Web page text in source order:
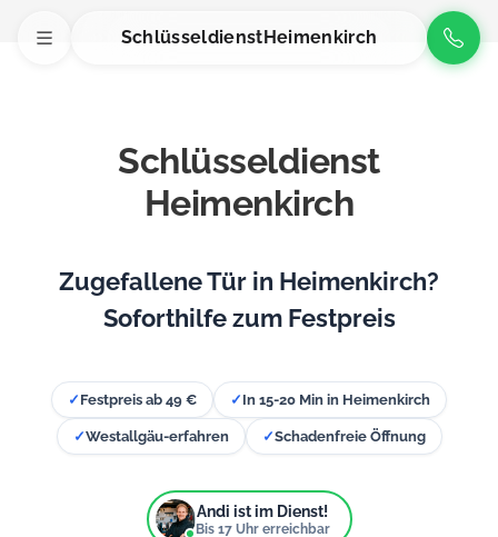
SchlüsseldienstHeimenkirch
Schlüsseldienst
Heimenkirch
Zugefallene Tür in Heimenkirch?
Soforthilfe zum Festpreis
✓ Festpreis ab 49 € ✓ In 15-20 Min in Heimenkirch
✓Westallgäu-erfahren ✓Schadenfreie Öffnung
Andi ist im Dienst!
Bis 17Uhr erreichbar